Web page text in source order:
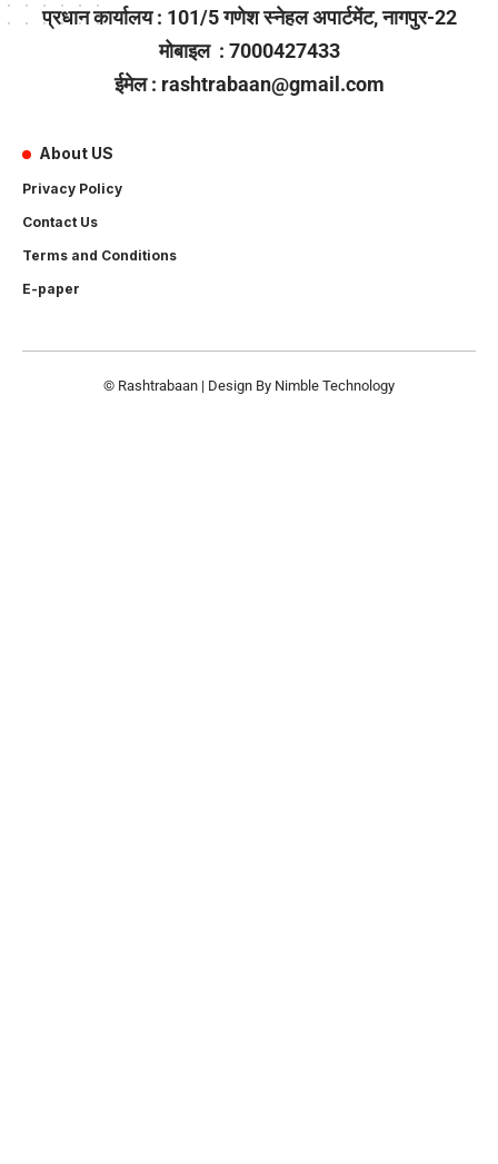
प्रधान कार्यालय : 101/5 गणेश स्नेहल अपार्टमेंट, नागपुर-22
मोबाइल : 7000427433
ईमेल : rashtrabaan@gmail.com
About US
Privacy Policy
Contact Us
Terms and Conditions
E-paper
© Rashtrabaan | Design By Nimble Technology